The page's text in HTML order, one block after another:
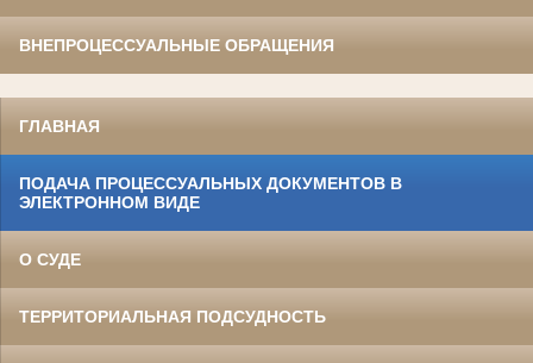
ВНЕПРОЦЕССУАЛЬНЫЕ ОБРАЩЕНИЯ
ГЛАВНАЯ
ПОДАЧА ПРОЦЕССУАЛЬНЫХ ДОКУМЕНТОВ В
ЭЛЕКТРОННОМ ВИДЕ
О СУДЕ
ТЕРРИТОРИАЛЬНАЯ ПОДСУДНОСТЬ